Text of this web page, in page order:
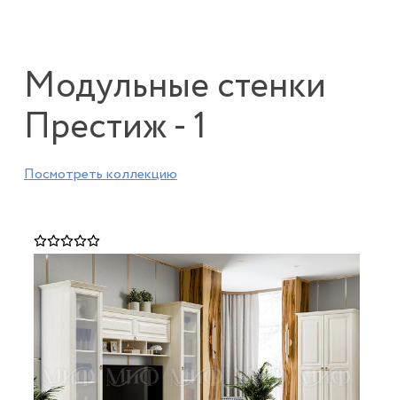
Модульные стенки
Престиж - 1
Посмотреть коллекцию